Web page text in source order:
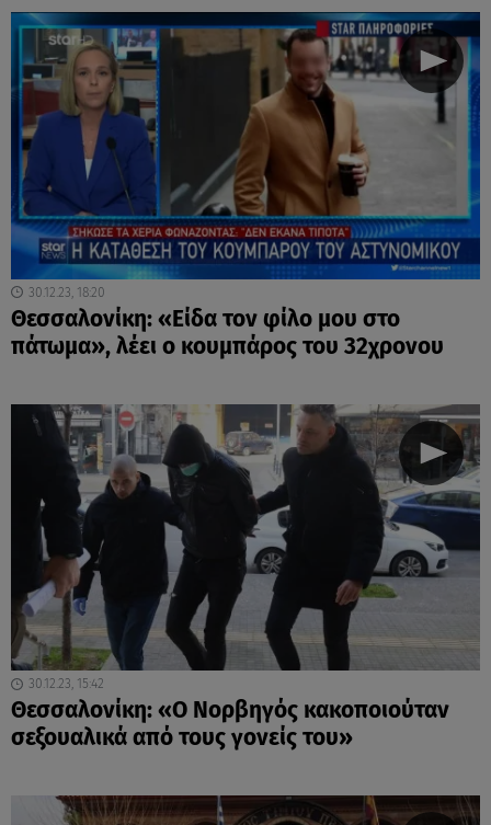
30.12.23, 18:20
Θεσσαλονίκη: «Είδα τον φίλο μου στο
πάτωμα», λέει ο κουμπάρος του 32χρονου
30.12.23, 15:42
Θεσσαλονίκη: «Ο Νορβηγός κακοποιούταν
σεξουαλικά από τους γονείς του»